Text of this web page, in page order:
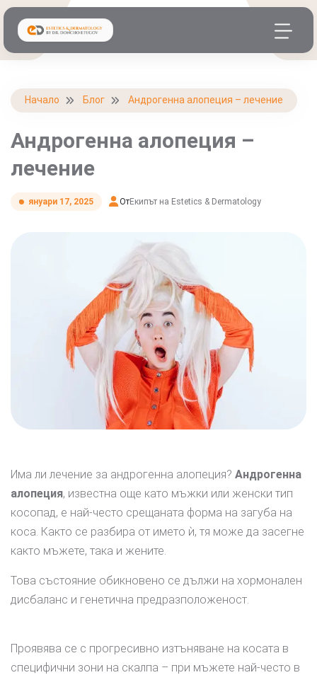
Начало Блог Андрогенна алопеция – лечение
Андрогенна алопеция –
лечение
януари 17, 2025 ОтЕкипът на Estetics & Dermatology
Има ли лечение за андрогенна алопеция? Андрогенна
алопеция, известна още като мъжки или женски тип
косопад, е най-често срещаната форма на загуба на
коса. Както се разбира от името ѝ, тя може да засегне
както мъжете, така и жените.
Това състояние обикновено се дължи на хормонален
дисбаланс и генетична предразположеност.
Проявява се с прогресивно изтъняване на косата в
специфични зони на скалпа – при мъжете най-често в